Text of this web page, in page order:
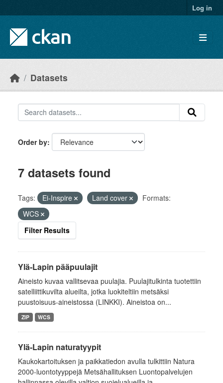
Log in
Datasets
Order by
7 datasets found
Tags: Ei-Inspire Land cover
Formats:
WCS
Filter Results
Ylä-Lapin pääpuulajit
Aineisto kuvaa vallitsevaa puulajia. Puulajitulkinta tuotettiin
satelliittikuvilta alueilta, jotka luokiteltiin metsäksi
puustoisuus-aineistossa (LINKKI). Aineistoa on...
ZIP WCS
Ylä-Lapin naturatyypit
Kaukokartoituksen ja paikkatiedon avulla tulkittiin Natura
2000-luontotyyppejä Metsähallituksen Luontopalvelujen